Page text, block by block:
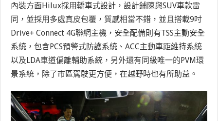
內裝方面Hilux採用轎車式設計，設計鋪陳與SUV車款雷
同，並採用多處真皮包覆，質感相當不錯，並且搭載9吋
Drive+ Connect 4G聯網主機，安全配備則有TSS主動安全
系統，包含PCS預警式防護系統、ACC主動車距維持系統
以及LDA車道偏離輔助系統，另外還有同級唯一的PVM環
景系統，除了市區駕駛更方便，在越野時也有所助益。